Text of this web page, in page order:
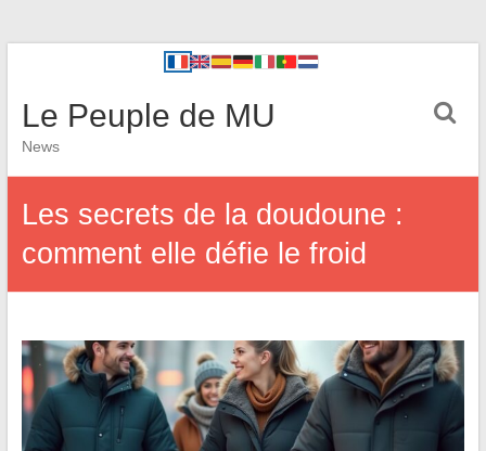
Le Peuple de MU
News
Les secrets de la doudoune :
comment elle défie le froid